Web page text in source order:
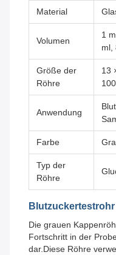
Material
Volumen
1
ml,
Größe der
Röhre
13
Anwendung
Farbe
Typ der
Röhre
Blutzuckertestrohr
Die grauen
Fortschritt in der
dar.Diese Röhre